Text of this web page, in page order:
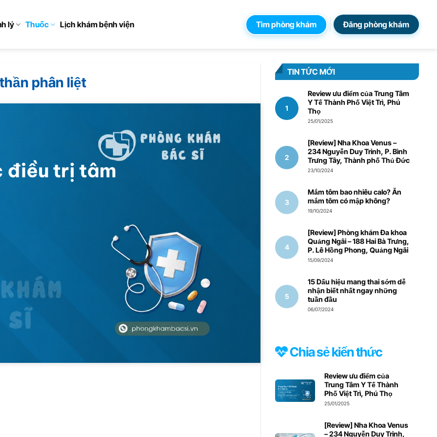
lý Thuốc Lịch khám bệnh viện Tìm phòng khám Đăng phòng khám
phân liệt
TIN TỨC MỚI
Review ưu điểm của Trung Tâm
Y Tế Thành Phố Việt Trì, Phú
Thọ
25/01/2025
[Review] Nha Khoa Venus –
234 Nguyễn Duy Trinh, P. Bình
Trưng Tây, Thành phố Thủ Đức
23/10/2024
Mắm tôm bao nhiêu calo? Ăn
mắm tôm có mập không?
19/10/2024
[Review] Phòng khám Đa khoa
Quảng Ngãi – 188 Hai Bà Trưng,
P. Lê Hồng Phong, Quảng Ngãi
15/09/2024
15 Dấu hiệu mang thai sớm dễ
nhận biết nhất ngay những
tuần đầu
06/07/2024
Chia sẻ kiến thức
Review ưu điểm của
Trung Tâm Y Tế Thành
Phố Việt Trì, Phú Thọ
25/01/2025
[Review] Nha Khoa Venus
– 234 Nguyễn Duy Trinh,